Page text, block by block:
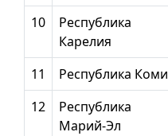
10
Республика
Карелия
11 Республика Коми
12
Республика
Марий-Эл